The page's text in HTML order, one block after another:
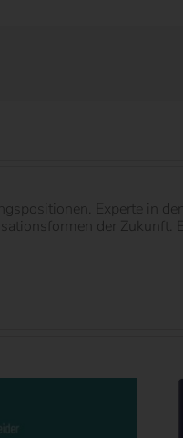
Experte in
der